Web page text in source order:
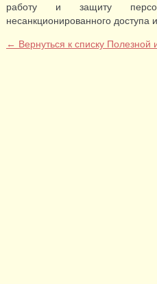
работу и защиту
несанкционированного доступа
← Вернуться к списку